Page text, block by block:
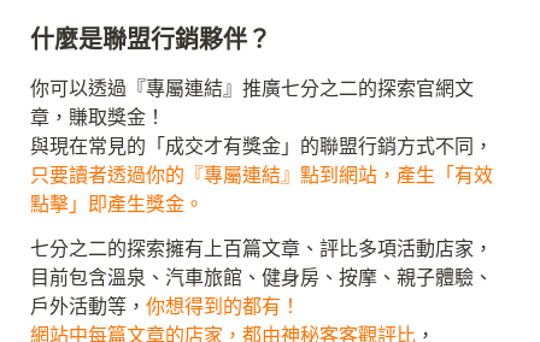
你可以透過『專屬連結』推廣七分之二的探索官網文
章，賺取獎金！
只要讀者透過你的『專屬連結』點到網站，產生「有效
點擊」即產生獎金。
七分之二的探索擁有上百篇文章、評比多項活動店家，
目前包含溫泉、汽車旅館、健身房、按摩、親子體驗、
戶外活動等， 你想得到的都有！
網站中每篇文章的店家，都由神秘客客觀評比 ，